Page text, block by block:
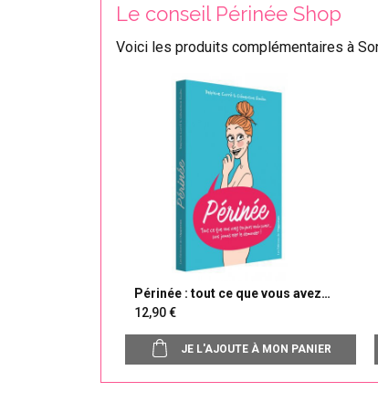
Le conseil Périnée Shop
Voici les produits complémentaires à
Périnée : tout ce que vous avez
toujours voulu savoir...
12,90
JE L'AJOUTE À MON PANIER